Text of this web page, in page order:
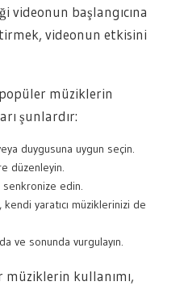
videonun başlangıcına
videonun etkisini
müziklerin
şunlardır:
duygusuna uygun seçin.
düzenleyin.
senkronize edin.
kendi yaratıcı müziklerinizi de
ve sonunda vurgulayın.
kullanımı,